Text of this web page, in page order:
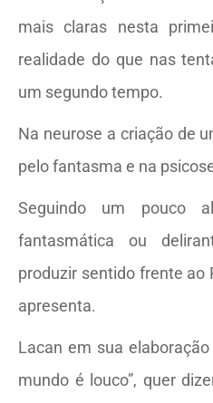
mais claras nesta
realidade do que nas
um segundo tempo.
Na neurose a criação de
pelo fantasma e na
Seguindo um pouco
fantasmática ou
produzir sentido frente ao
apresenta.
Lacan em sua
mundo é louco”, quer